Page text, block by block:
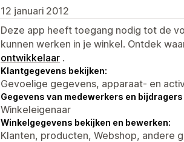
12 januari 2012
Deze app heeft toegang nodig tot de
kunnen werken in je winkel. Ontdek
ontwikkelaar .
Klantgegevens bekijken:
Gevoelige gegevens, apparaat- en
Gegevens van medewerkers en
Winkeleigenaar
Winkelgegevens bekijken en bewerken:
Klanten, producten, Webshop, andere